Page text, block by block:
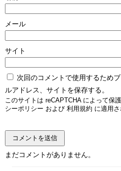
メール
サイト
次回のコメントで使用するため
ルアドレス、サイトを保存する。
このサイトは reCAPTCHA によって保
シーポリシー および 利用規約 に適用さ
まだコメントがありません。